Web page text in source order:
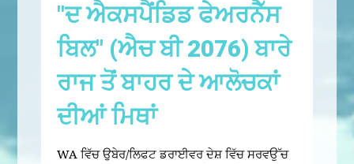
"ਦ ਐਕਸਪੈਂਡਿਡ ਫੇਅਰਨੈੱਸ
ਬਿਲ" (ਐਚ ਬੀ 2076) ਬਾਰੇ
ਰਾਜ ਤੋਂ ਬਾਹਰ ਦੇ ਆਲੋਚਕਾਂ
ਦੀਆਂ ਮਿਥਾਂ
WA ਵਿੱਚ ਉਬੇਰ/ਲਿਫਟ ਡਰਾਈਵਰ ਦੇਸ਼ ਵਿੱਚ ਸਰਵਉੱਚ